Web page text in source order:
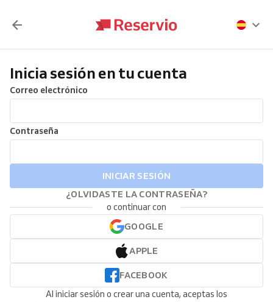
Inicia sesión en tu cuenta
Correo electrónico
Contraseña
INICIAR SESIÓN
¿OLVIDASTE LA CONTRASEÑA?
o continuar con
GOOGLE
APPLE
FACEBOOK
Al iniciar sesión o crear una cuenta, aceptas los